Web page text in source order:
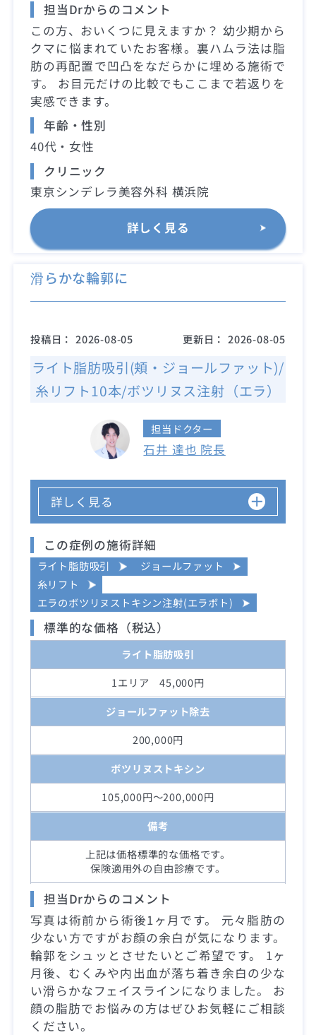
担当Drからのコメント
この方、おいくつに見えますか？ 幼少期から
クマに悩まれていたお客様。裏ハムラ法は脂
肪の再配置で凹凸をなだらかに埋める施術で
す。 お目元だけの比較でもここまで若返りを
実感できます。
年齢・性別
40代・女性
クリニック
東京シンデレラ美容外科 横浜院
詳しく見る
滑らかな輪郭に
投稿日： 2026-08-05 更新日： 2026-08-05
ライト脂肪吸引(頬・ジョールファット)/
糸リフト10本/ボツリヌス注射（エラ）
担当ドクター
石井 達也 院長
詳しく見る
この症例の施術詳細
ライト脂肪吸引
ジョールファット
糸リフト
エラのボツリヌストキシン注射(エラボト)
標準的な価格（税込）
ライト脂肪吸引
1エリア 45,000円
ジョールファット除去
200,000円
ボツリヌストキシン
105,000円～200,000円
備考
上記は価格標準的な価格です。
保険適用外の自由診療です。
担当Drからのコメント
写真は術前から術後1ヶ月です。 元々脂肪の
少ない方ですがお顔の余白が気になります。
輪郭をシュッとさせたいとご希望です。 1ヶ
月後、むくみや内出血が落ち着き余白の少な
い滑らかなフェイスラインになりました。 お
顔の脂肪でお悩みの方はぜひお気軽にご相談
ください。